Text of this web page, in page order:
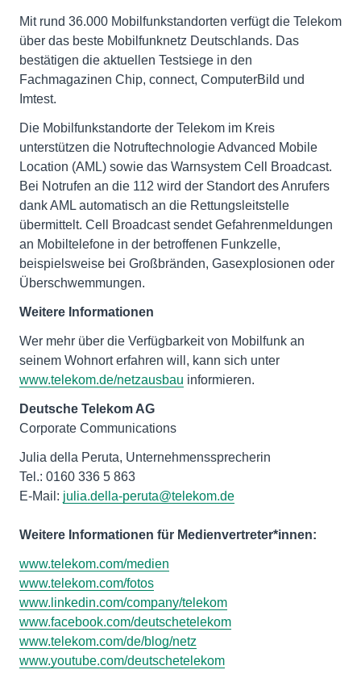
Mit rund 36.000 Mobilfunkstandorten verfügt die Telekom
über das beste Mobilfunknetz Deutschlands. Das
bestätigen die aktuellen Testsiege in den
Fachmagazinen Chip, connect, ComputerBild und
Imtest.
Die Mobilfunkstandorte der Telekom im Kreis
unterstützen die Notruftechnologie Advanced Mobile
Location (AML) sowie das Warnsystem Cell Broadcast.
Bei Notrufen an die 112 wird der Standort des Anrufers
dank AML automatisch an die Rettungsleitstelle
übermittelt. Cell Broadcast sendet Gefahrenmeldungen
an Mobiltelefone in der betroffenen Funkzelle,
beispielsweise bei Großbränden, Gasexplosionen oder
Überschwemmungen.
Weitere Informationen
Wer mehr über die Verfügbarkeit von Mobilfunk an
seinem Wohnort erfahren will, kann sich unter
www.telekom.de/netzausbau informieren.
Deutsche Telekom AG
Corporate Communications
Julia della Peruta, Unternehmenssprecherin
Tel.: 0160 336 5 863
E-Mail: julia.della-peruta@telekom.de
Weitere Informationen für Medienvertreter*innen:
www.telekom.com/medien
www.telekom.com/fotos
www.linkedin.com/company/telekom
www.facebook.com/deutschetelekom
www.telekom.com/de/blog/netz
www.youtube.com/deutschetelekom